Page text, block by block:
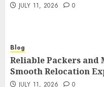
JULY 11, 2026 0
Blog
Reliable Packers and
Smooth Relocation
JULY 11, 2026 0